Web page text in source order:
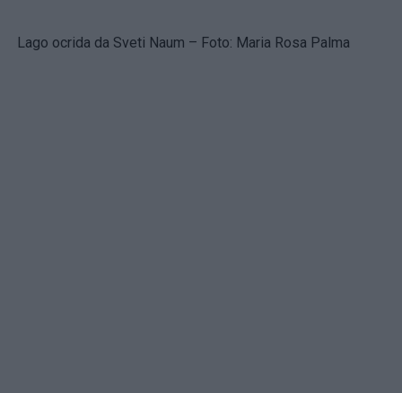
Lago ocrida da Sveti Naum – Foto: Maria Rosa Palma